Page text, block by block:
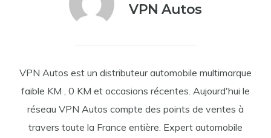
VPN Autos
VPN Autos est un distributeur automobile multimarque
faible KM , 0 KM et occasions récentes. Aujourd'hui le
réseau VPN Autos compte des points de ventes à
travers toute la France entière. Expert automobile